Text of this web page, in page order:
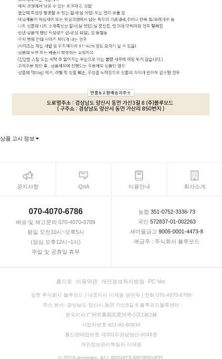
상품 고시 정보
공지사항 QnA 이용안내 회사소개
070-4070-6786
배송 및 재고문의 070-4070-6789
평일 오전10시~오후5시
(점심 오후12시~1시)
주말 및 공휴일 휴무
농협 351-0752-3336-73
국민 572837-01-002263
새마을금고 9005-0001-4473-8
예금주 : 주식회사 블루모드
홈으로 이용약관 개인정보처리방침 PC Ver.
상호 주식회사 블루모드 | 대표이사 이재동 권은숙 | 전화 070-4070-6786
주소 본사: 경상남도 양산시 동면 가산3길 8 블루모드물류센터
중국지사:广州市番禺区星河湾小区1栋2梯
사업자번호 621-81-80834
통신판매업번호 제2010-경남양산-0049호
개인정보관리책임자 이재동